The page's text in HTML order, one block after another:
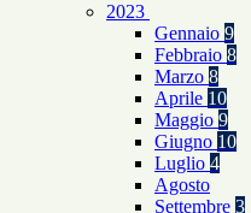
2023
Gennaio 9
Febbraio 8
Marzo 8
Aprile 10
Maggio 9
Giugno 10
Luglio 4
Agosto
Settembre 3